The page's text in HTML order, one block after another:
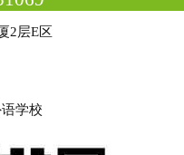
2层E区
学校